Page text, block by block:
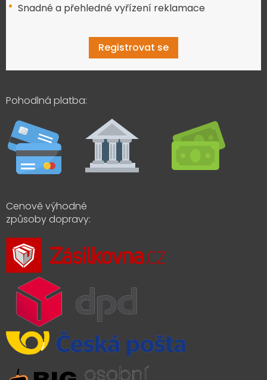
Snadné a přehledné vyřízení reklamace
Registrovat se
Pohodlná platba:
Cenově výhodné
způsoby dopravy: